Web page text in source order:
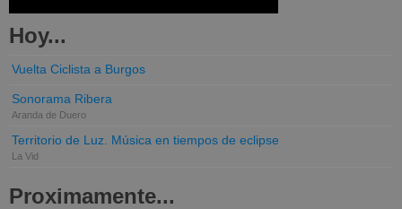
Hoy...
Vuelta Ciclista a Burgos
Sonorama Ribera
Aranda de Duero
Territorio de Luz. Música en tiempos de eclipse
La Vid
Proximamente...